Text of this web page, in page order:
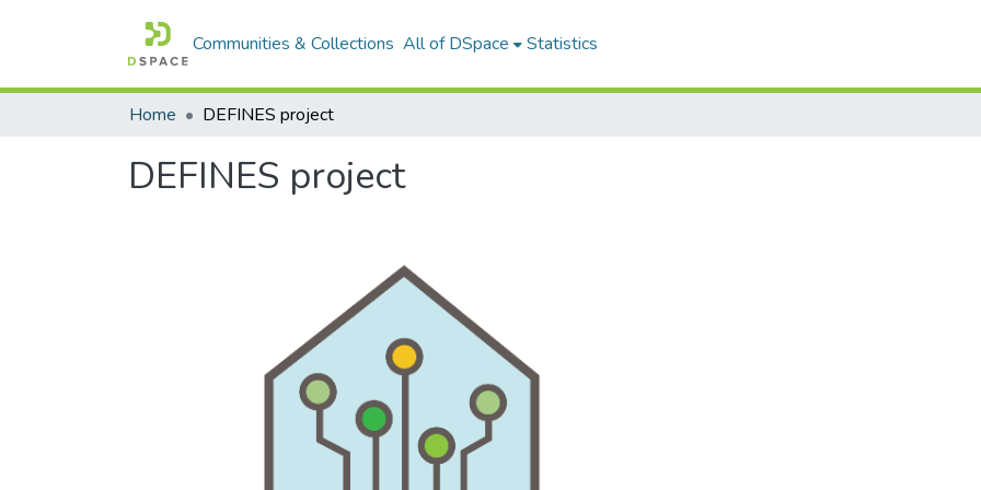
Communities & Collections All of DSpace Statistics
Home DEFINES project
DEFINES project